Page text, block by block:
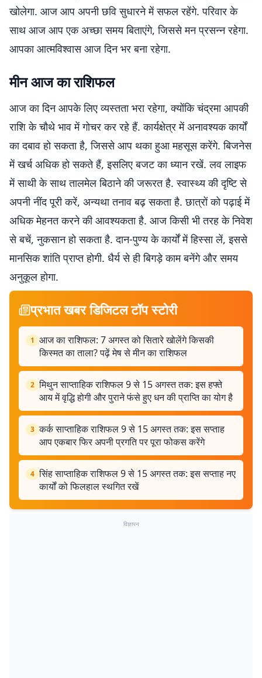
खोलेगा. आज आप अपनी छवि सुधारने में सफल रहेंगे. परिवार के
साथ आज आप एक अच्छा समय बिताएंगे, जिससे मन प्रसन्न रहेगा.
आपका आत्मविश्वास आज दिन भर बना रहेगा.
मीन आज का राशिफल
आज का दिन आपके लिए व्यस्तता भरा रहेगा, क्योंकि चंद्रमा आपकी
राशि के चौथे भाव में गोचर कर रहे हैं. कार्यक्षेत्र में अनावश्यक कार्यों
का दबाव हो सकता है, जिससे आप थका हुआ महसूस करेंगे. बिजनेस
में खर्च अधिक हो सकते हैं, इसलिए बजट का ध्यान रखें. लव लाइफ
में साथी के साथ तालमेल बिठाने की जरूरत है. स्वास्थ्य की दृष्टि से
अपनी नींद पूरी करें, अन्यथा तनाव बढ़ सकता है. छात्रों को पढ़ाई में
अधिक मेहनत करने की आवश्यकता है. आज किसी भी तरह के निवेश
से बचें, नुकसान हो सकता है. दान-पुण्य के कार्यों में हिस्सा लें, इससे
मानसिक शांति प्राप्त होगी. धैर्य से ही बिगड़े काम बनेंगे और समय
अनुकूल होगा.
प्रभात खबर डिजिटल टॉप स्टोरी
1 आज का राशिफल: 7 अगस्त को सितारे खोलेंगे किसकी
किस्मत का ताला? पढ़ें मेष से मीन का राशिफल
2 मिथुन साप्ताहिक राशिफल 9 से 15 अगस्त तक: इस हफ्ते
आय में वृद्धि होगी और पुराने फंसे हुए धन की प्राप्ति का योग है
3 कर्क साप्ताहिक राशिफल 9 से 15 अगस्त तक: इस सप्ताह
आप एकबार फिर अपनी प्रगति पर पूरा फोकस करेंगे
4 सिंह साप्ताहिक राशिफल 9 से 15 अगस्त तक: इस सप्ताह नए
कार्यों को फिलहाल स्थगित रखें
विज्ञापन